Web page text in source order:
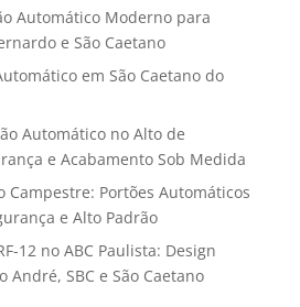
Automático Moderno para
e São Caetano
em São Caetano do
Automático no Alto de
e Acabamento Sob Medida
Campestre: Portões Automáticos
e Alto Padrão
12 no ABC Paulista: Design
André, SBC e São Caetano